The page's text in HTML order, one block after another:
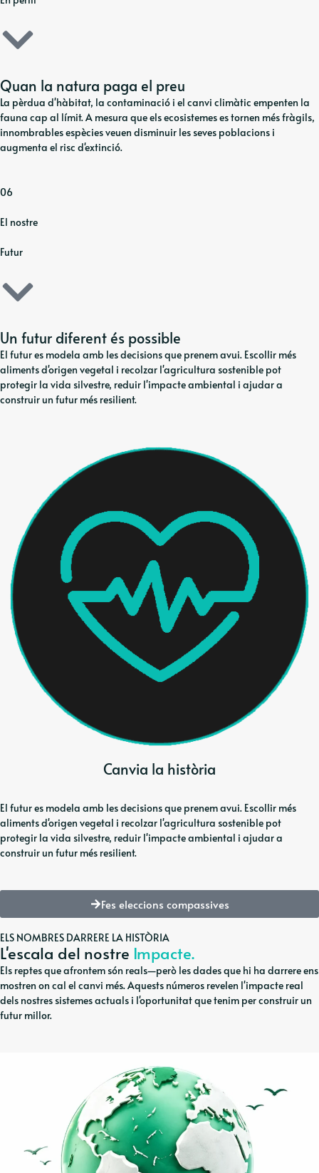
Quan la natura paga el preu
La pèrdua d'hàbitat, la contaminació i el canvi climàtic empenten la
fauna cap al límit. A mesura que els ecosistemes es tornen més fràgils,
innombrables espècies veuen disminuir les seves poblacions i
augmenta el risc d'extinció.
06
El nostre
Futur
Un futur diferent és possible
El futur es modela amb les decisions que prenem avui. Escollir més
aliments d'origen vegetal i recolzar l'agricultura sostenible pot
protegir la vida silvestre, reduir l'impacte ambiental i ajudar a
construir un futur més resilient.
Canvia la història
El futur es modela amb les decisions que prenem avui. Escollir més
aliments d'origen vegetal i recolzar l'agricultura sostenible pot
protegir la vida silvestre, reduir l'impacte ambiental i ajudar a
construir un futur més resilient.
Fes eleccions compassives
ELS NOMBRES DARRERE LA HISTÒRIA
L'escala del nostre Impacte.
Els reptes que afrontem són reals—però les dades que hi ha darrere ens
mostren on cal el canvi més. Aquests números revelen l'impacte real
dels nostres sistemes actuals i l'oportunitat que tenim per construir un
futur millor.